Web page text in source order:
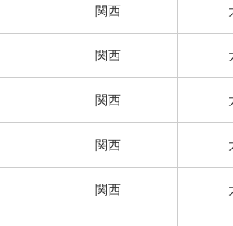
関西
関西
関西
関西
関西